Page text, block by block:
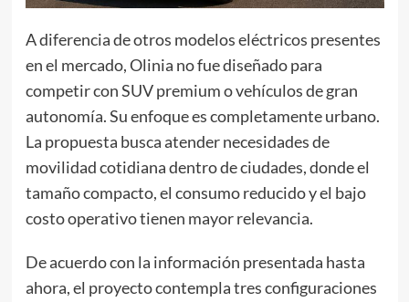
A diferencia de otros modelos eléctricos presentes
en el mercado, Olinia no fue diseñado para
competir con SUV premium o vehículos de gran
autonomía. Su enfoque es completamente urbano.
La propuesta busca atender necesidades de
movilidad cotidiana dentro de ciudades, donde el
tamaño compacto, el consumo reducido y el bajo
costo operativo tienen mayor relevancia.
De acuerdo con la información presentada hasta
ahora, el proyecto contempla tres configuraciones